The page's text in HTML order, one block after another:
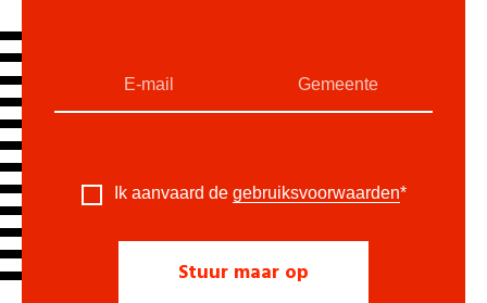
Ik aanvaard de gebruiksvoorwaarden*